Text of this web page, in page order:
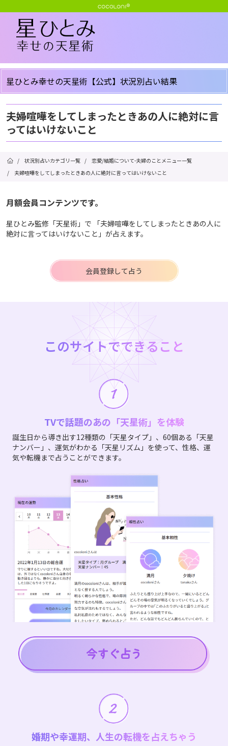
星ひとみ幸せの天星術【公式】状況別占い結果
夫婦喧嘩をしてしまったときあの人に絶対に言
ってはいけないこと
/ 状況別占いカテゴリ一覧 /
恋愛/結婚について-夫婦のことメニュー一覧
/
夫婦喧嘩をしてしまったときあの人に絶対に言ってはいけないこと
月額会員コンテンツです。
星ひとみ監修「天星術」で 「夫婦喧嘩をしてしまったときあの人に
絶対に言ってはいけないこと」が占えます。
会員登録して占う
このサイトでできること
TVで話題のあの「天星術」を体験
誕生日から導き出す12種類の「天星タイプ」、60個ある「天星
ナンバー」、運気がわかる「天星リズム」を使って、性格、運
気や転機まで占うことができます。
婚期や幸運期、人生の転機を占えちゃう